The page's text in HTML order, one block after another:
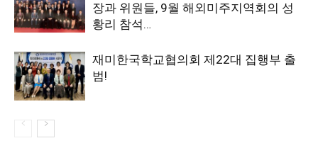
장과 위원들, 9월 해외미주지역회의 성
황리 참석…
재미한국학교협의회 제22대 집행부 출
범!